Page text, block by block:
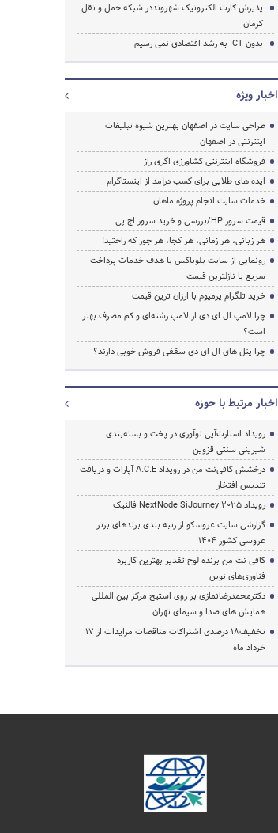
پذیرش کارت الکترونیک شهرونددر شبکه حمل و نقل
کرمان
بدون ICT به رشد اقتصادی نمی رسیم
اخبار ویژه
طراحی سایت در اصفهان بهترین شیوه تبلیغات
اینترنتی در اصفهان
فروشگاه اینترنتی کشاورزی اگری راز
ایده های طلایی برای کسب درآمد از اینستاگرام
خدمات سایت انجام پروژه ماهان
قیمت سرور HP/بررسی و خرید سرور اچ پی
هر زبانی، هر زمانی، هر کجا، هر جور که راحتید!
رونمایی از سایت بلوباکس با هدف خدمات پرداخت
سریع با نازلترین قیمت
خرید تلگرام پرمیوم با ارزان ترین قیمت
چرا لامپ ال ای دی از لامپ رشته‌ای و کم مصرف بهتر
است؟
چرا پنل های ال ای دی سقفی فروش خوبی دارند؟
اخبار مرتبط با حوزه
رویداد استارت‌آپی نوآوری در پخت و بسته‌بندی
شیرینی سنتی قزوین
درخشش کافی‌نت من در رویداد A.C.E آپارات و دریافت
تندیس افتخار
رویداد NextNode SiJourney 2025 فالنیک
گزارشی سایت عروسکو از رتبه بندی برندهای برتر
عروسی کشور 1404
کافی نت من برنده لوح تقدیر بهترین کاربرد
فناوری‌های نوین
دکترمحمدرضانمازی بر روی استیج مرکز بین المللی
همایش های صدا و سیمای تهران
تخفیف‌18 درصدی اشتراکات مناقصات مزایدات از 17
خرداد ماه